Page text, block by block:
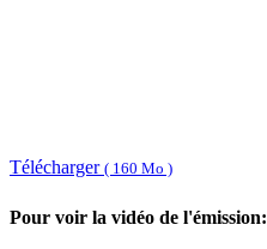
Télécharger ( 160 Mo )
Pour voir la vidéo de l'émission: